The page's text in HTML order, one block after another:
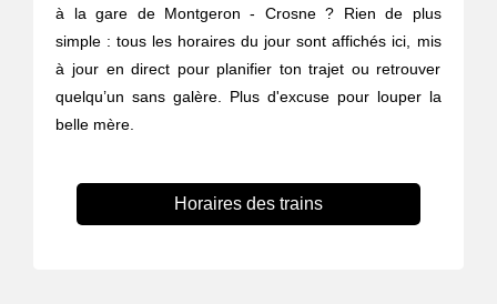
à la gare de Montgeron - Crosne ? Rien de plus
simple : tous les horaires du jour sont affichés ici, mis
à jour en direct pour planifier ton trajet ou retrouver
quelqu’un sans galère. Plus d'excuse pour louper la
belle mère.
Horaires des trains